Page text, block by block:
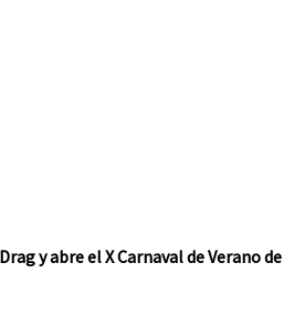
y abre el X Carnaval de Verano de